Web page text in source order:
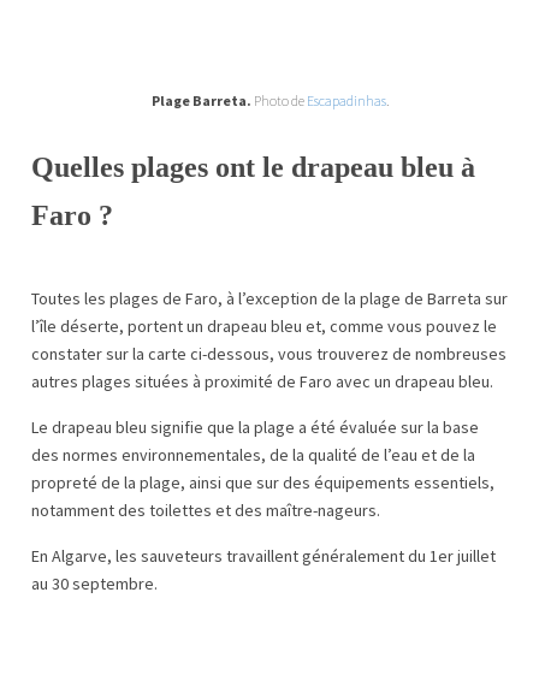
Plage Barreta. Photo de Escapadinhas.
Quelles plages ont le drapeau bleu à
Faro ?
Toutes les plages de Faro, à l’exception de la plage de Barreta sur
l’île déserte, portent un drapeau bleu et, comme vous pouvez le
constater sur la carte ci-dessous, vous trouverez de nombreuses
autres plages situées à proximité de Faro avec un drapeau bleu.
Le drapeau bleu signifie que la plage a été évaluée sur la base
des normes environnementales, de la qualité de l’eau et de la
propreté de la plage, ainsi que sur des équipements essentiels,
notamment des toilettes et des maître-nageurs.
En Algarve, les sauveteurs travaillent généralement du 1er juillet
au 30 septembre.